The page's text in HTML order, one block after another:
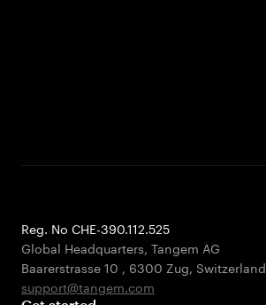
Reg. No CHE-390.112.525
Global Headquarters, Tangem AG
Baarerstrasse 10 , 6300 Zug, Switzerland
support@tangem.com